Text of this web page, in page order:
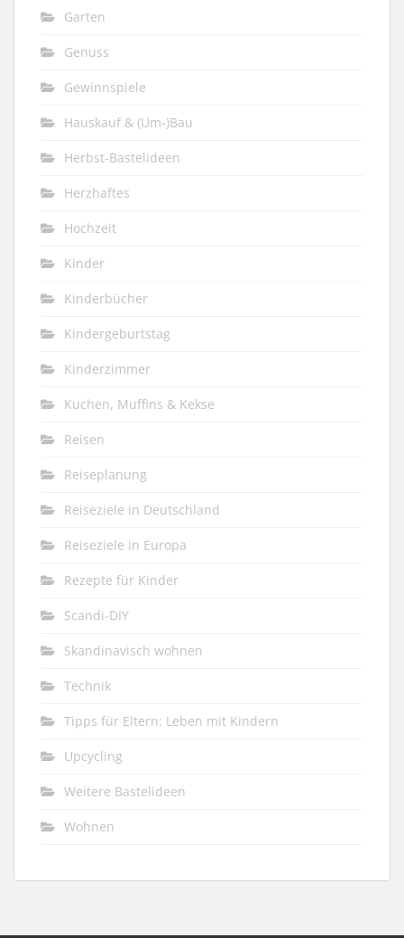
Garten
Genuss
Gewinnspiele
Hauskauf & (Um-)Bau
Herbst-Bastelideen
Herzhaftes
Hochzeit
Kinder
Kinderbücher
Kindergeburtstag
Kinderzimmer
Kuchen, Muffins & Kekse
Reisen
Reiseplanung
Reiseziele in Deutschland
Reiseziele in Europa
Rezepte für Kinder
Scandi-DIY
Skandinavisch wohnen
Technik
Tipps für Eltern: Leben mit Kindern
Upcycling
Weitere Bastelideen
Wohnen